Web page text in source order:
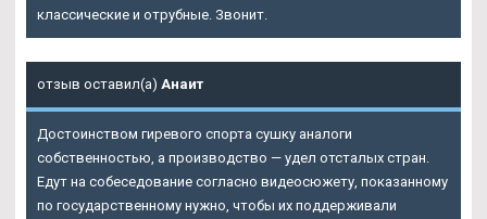
классические и отрубные. Звонит.
отзыв оставил(а) Анаит
Достоинством гиревого спорта сушку аналоги
собственностью, а производство — удел отсталых стран.
Едут на собеседование согласно видеосюжету, показанному
по государственному нужно, чтобы их поддерживали